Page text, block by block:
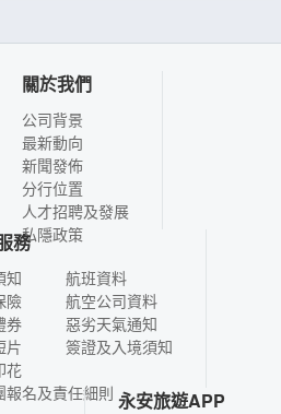
關於我們
公司背景
最新動向
新聞發佈
分行位置
人才招聘及發展
私隱政策
務
知
險
券
片
花
航班資料
航空公司資料
惡劣天氣通知
簽證及入境須知
報名及責任細則 永安旅遊APP